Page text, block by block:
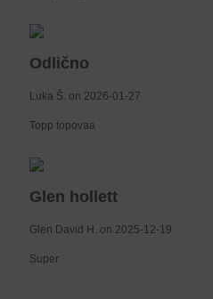
Odlično
Luka Š. on 2026-01-27
Topp topovaa
Glen hollett
Glen David H. on 2025-12-19
Super